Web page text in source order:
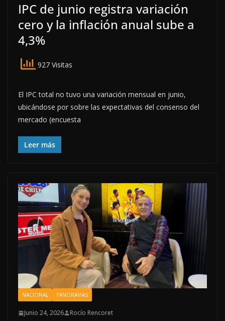
IPC de junio registra variación
cero y la inflación anual sube a
4,3%
927 Visitas
El IPC total no tuvo una variación mensual en junio,
ubicándose por sobre las expectativas del consenso del
mercado (encuesta
Leer más
NACIONAL PANORAMAS
Junio 24, 2026 Rocío Rencoret